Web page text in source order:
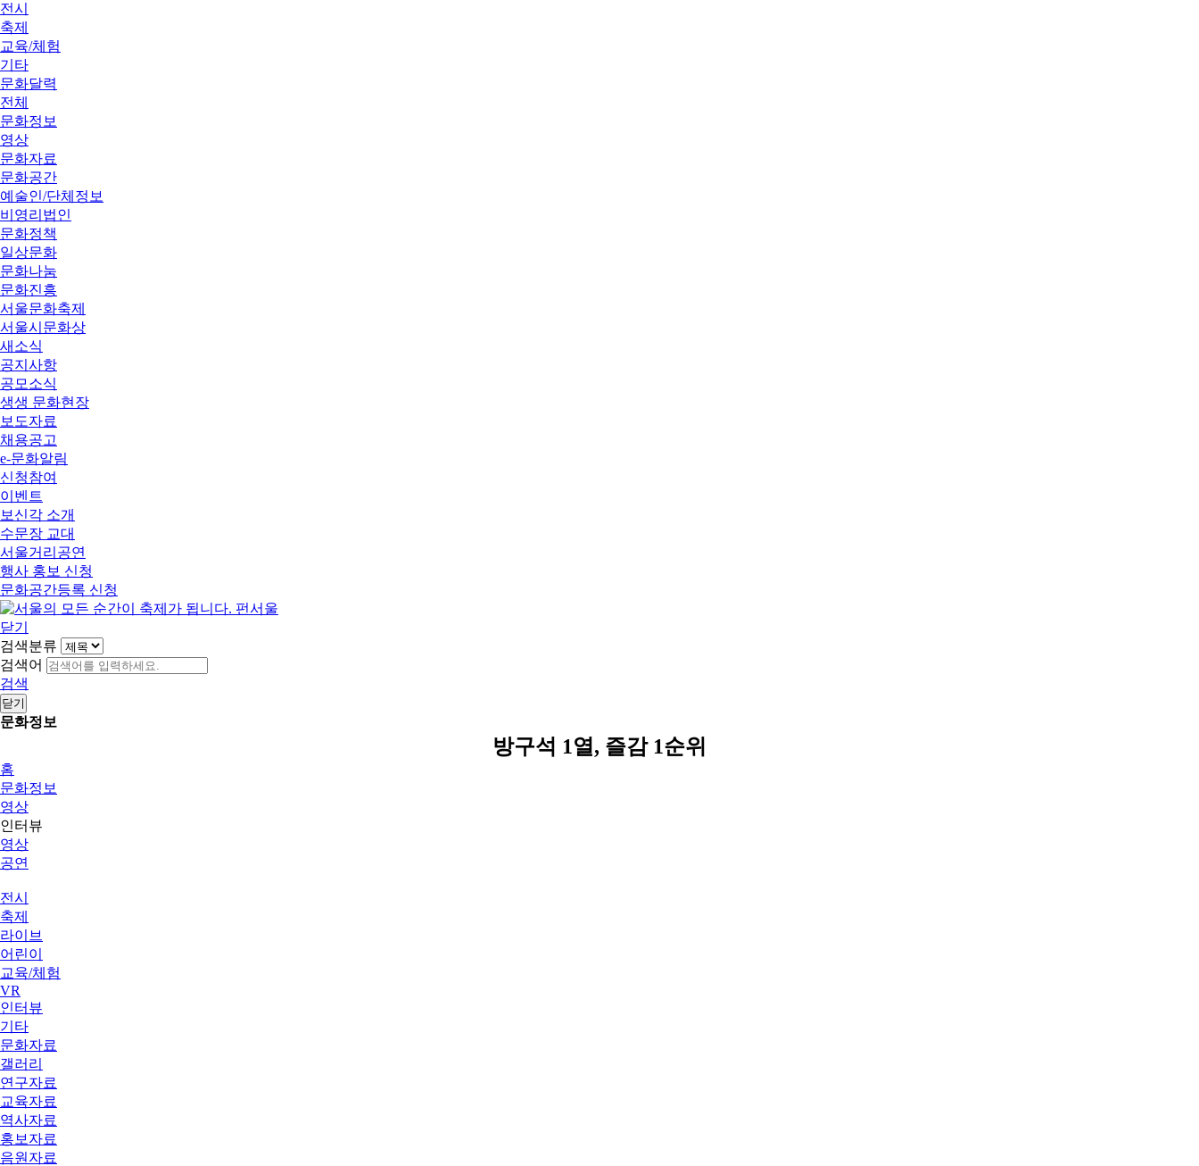
전시
축제
교육/체험
기타
문화달력
전체
문화정보
영상
문화자료
문화공간
예술인/단체정보
비영리법인
문화정책
일상문화
문화나눔
문화진흥
서울문화축제
서울시문화상
새소식
공지사항
공모소식
생생 문화현장
보도자료
채용공고
e-문화알림
신청참여
이벤트
보신각 소개
수문장 교대
서울거리공연
행사 홍보 신청
문화공간등록 신청
닫기
검색분류
검색어
검색
닫기
문화정보
방구석 1열, 즐감 1순위
홈
문화정보
영상
인터뷰
영상
공연
전시
축제
라이브
어린이
교육/체험
VR
인터뷰
기타
문화자료
갤러리
연구자료
교육자료
역사자료
홍보자료
음원자료